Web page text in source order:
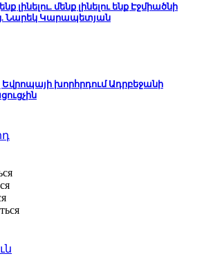
լինելու. մենք լինելու ենք Էջմիածնի
Նարեկ Կարապետյան
Եվրոպայի խորհրդում Ադրբեջանի